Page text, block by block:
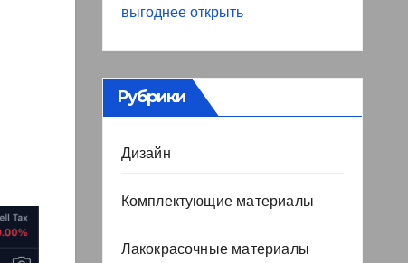
выгоднее открыть
Рубрики
Дизайн
Комплектующие материалы
Лакокрасочные материалы